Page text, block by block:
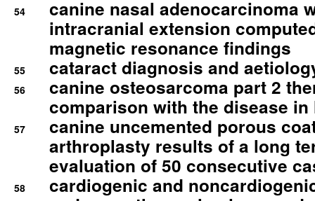
54
canine nasal adenocarcinoma
intracranial extension
magnetic resonance findings
55 cataract diagnosis and
56
canine osteosarcoma part 2
comparison with the disease in
57
canine uncemented porous
arthroplasty results of a long
evaluation of 50 consecutive
58
cardiogenic and